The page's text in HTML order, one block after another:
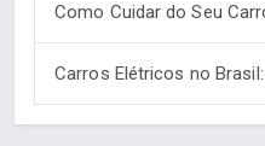
Como Cuidar do Seu
Carros Elétricos no